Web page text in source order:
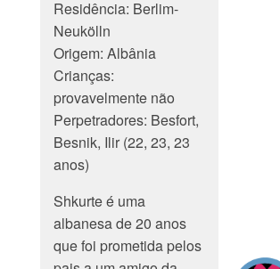
Residência: Berlim-
Neukölln
Origem: Albânia
Crianças:
provavelmente não
Perpetradores: Besfort,
Besnik, Ilir (22, 23, 23
anos)
Shkurte é uma
albanesa de 20 anos
que foi prometida pelos